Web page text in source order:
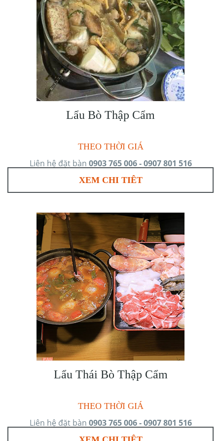
Lẩu Bò Thập Cẩm
THEO THỜI GIÁ
Liên hệ đặt bàn 0903 765 006 - 0907 801 516
XEM CHI TIÊT
Lẩu Thái Bò Thập Cẩm
THEO THỜI GIÁ
Liên hệ đặt bàn 0903 765 006 - 0907 801 516